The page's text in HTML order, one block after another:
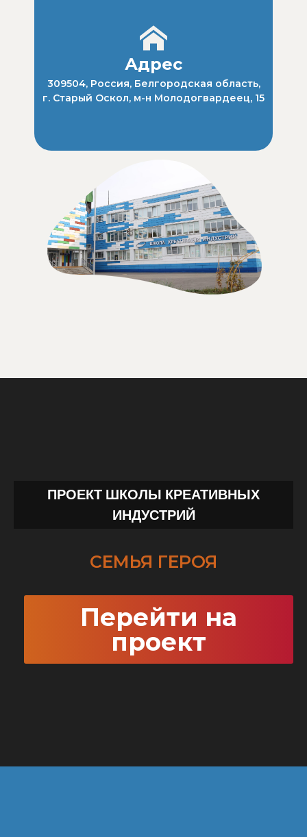
Адрес
309504, Россия, Белгородская область,
г. Старый Оскол, м-н Молодогвардеец, 15
ПРОЕКТ ШКОЛЫ КРЕАТИВНЫХ
ИНДУСТРИЙ
СЕМЬЯ ГЕРОЯ
Перейти на
проект